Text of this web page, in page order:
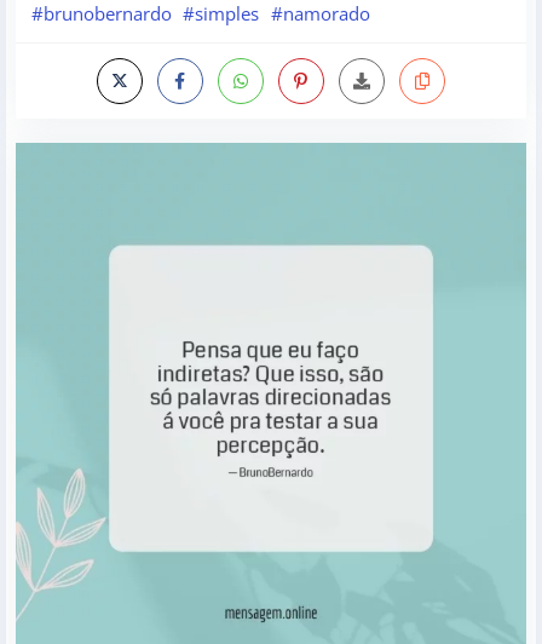
#brunobernardo #simples #namorado